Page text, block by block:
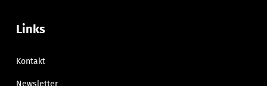
Links
Kontakt
Newsletter